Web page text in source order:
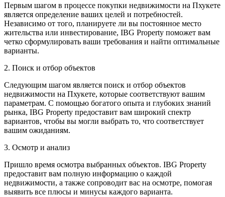
Первым шагом в процессе покупки недвижимости на Пхукете
является определение ваших целей и потребностей.
Независимо от того, планируете ли вы постоянное место
жительства или инвестирование, IBG Property поможет вам
четко сформулировать ваши требования и найти оптимальные
варианты.
2. Поиск и отбор объектов
Следующим шагом является поиск и отбор объектов
недвижимости на Пхукете, которые соответствуют вашим
параметрам. С помощью богатого опыта и глубоких знаний
рынка, IBG Property предоставит вам широкий спектр
вариантов, чтобы вы могли выбрать то, что соответствует
вашим ожиданиям.
3. Осмотр и анализ
Пришло время осмотра выбранных объектов. IBG Property
предоставит вам полную информацию о каждой
недвижимости, а также сопроводит вас на осмотре, помогая
выявить все плюсы и минусы каждого варианта.